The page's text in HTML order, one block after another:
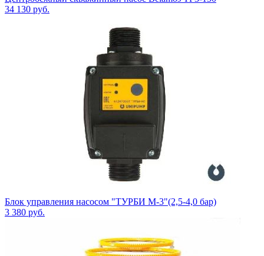
34 130 руб.
Блок управления насосом "ТУРБИ М-3"(2,5-4,0 бар)
3 380 руб.